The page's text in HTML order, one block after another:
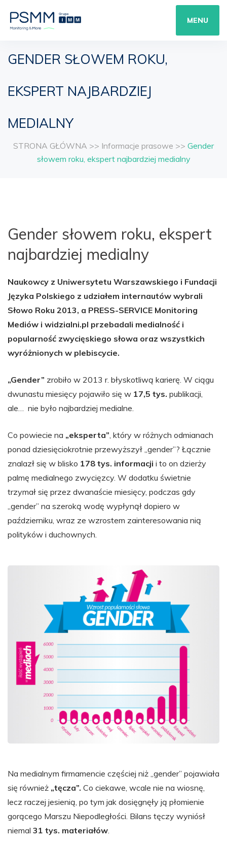
MENU
GENDER SŁOWEM ROKU,
EKSPERT NAJBARDZIEJ
MEDIALNY
STRONA GŁÓWNA >> Informacje prasowe >> Gender
słowem roku, ekspert najbardziej medialny
Gender słowem roku, ekspert
najbardziej medialny
Naukowcy z Uniwersytetu Warszawskiego i Fundacji
Języka Polskiego z udziałem internautów wybrali
Słowo Roku 2013, a PRESS-SERVICE Monitoring
Mediów i widzialni.pl przebadali medialność i
popularność zwycięskiego słowa oraz wszystkich
wyróżnionych w plebiscycie.
„Gender” zrobiło w 2013 r. błyskotliwą karierę. W ciągu
dwunastu miesięcy pojawiło się w 17,5 tys. publikacji,
ale… nie było najbardziej medialne.
Co powiecie na „eksperta”, który w różnych odmianach
ponad dziesięciokrotnie przewyższył „gender”? Łącznie
znalazł się w blisko 178 tys. informacji i to on dzierży
palmę medialnego zwycięzcy. W dodatku świetnie
trzymał się przez dwanaście miesięcy, podczas gdy
„gender” na szeroką wodę wypłynął dopiero w
październiku, wraz ze wzrostem zainteresowania nią
polityków i duchownych.
Na medialnym firmamencie częściej niż „gender” pojawiała
się również „tęcza”. Co ciekawe, wcale nie na wiosnę,
lecz raczej jesienią, po tym jak dosięgnęły ją płomienie
gorącego Marszu Niepodległości. Bilans tęczy wyniósł
niemal 31 tys. materiałów.